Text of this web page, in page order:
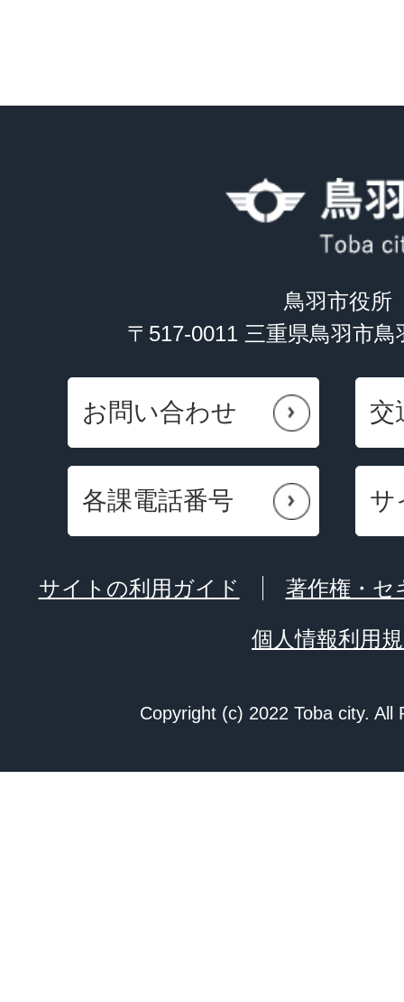
鳥羽市役所
〒517-0011 三重県鳥羽市
お問い合わせ 交
各課電話番号 サ
サイトの利用ガイド 著作権・セ
個人情報利用
Copyright (c) 2022 Toba city. All